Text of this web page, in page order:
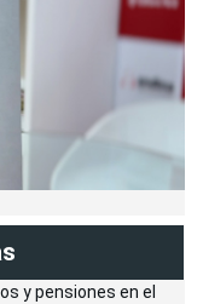
y pensiones en el